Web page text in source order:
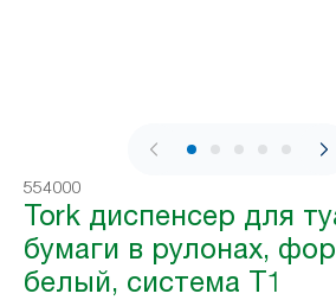
1 / 8
554000
Tork диспенсер для
бумаги в рулонах,
белый, система T1